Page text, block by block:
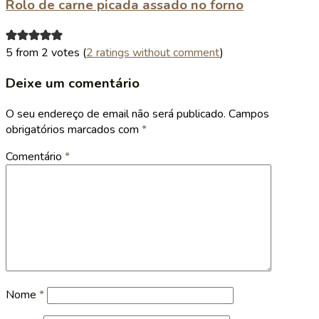
Rolo de carne picada assado no forno
5 from 2 votes (2 ratings without comment)
Deixe um comentário
O seu endereço de email não será publicado. Campos
obrigatórios marcados com *
Comentário *
Nome *